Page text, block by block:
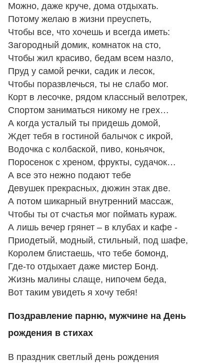
Можно, даже круче, дома отдыхать.
Потому желаю в жизни преуспеть,
Чтобы все, что хочешь и всегда иметь:
Загородный домик, комнаток на сто,
Чтобы жил красиво, бедам всем назло,
Пруд у самой речки, садик и лесок,
Чтобы поразвлечься, ты не слабо мог.
Корт в лесочке, рядом классный велотрек,
Спортом заниматься никому не грех…
А когда усталый ты придешь домой,
Ждет тебя в гостиной балычок с икрой,
Водочка с колбаской, пиво, коньячок,
Поросенок с хреном, фрукты, судачок…
А все это нежно подают тебе
Девушек прекрасных, дюжин этак две.
А потом шикарный внутренний массаж,
Чтобы ты от счастья мог поймать кураж.
А лишь вечер грянет – в клубах и кафе -
Приодетый, модный, стильный, под шафе,
Королем блистаешь, что тебе бомонд,
Где-то отдыхает даже мистер Бонд.
Жизнь малины слаще, нипочем беда,
Вот таким увидеть я хочу тебя!
Поздравление парню, мужчине на День
рождения в стихах
В праздник светлый день рождения